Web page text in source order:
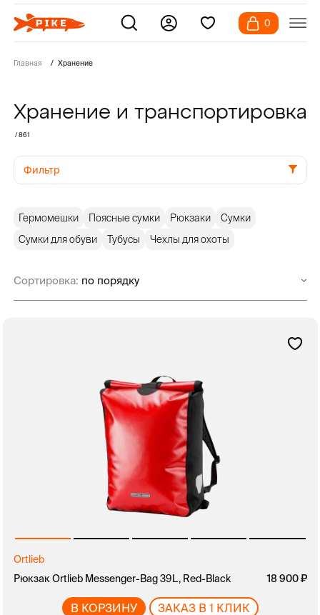
0
Главная Хранение
Хранение и транспортировка
/ 861
Фильтр
Гермомешки Поясные сумки Рюкзаки
Сумки
Сумки для обуви
Тубусы Чехлы для охоты
Сортировка:
Ortlieb
Рюкзак Ortlieb Messenger-Bag 39L, Red-Black
18 900
В КОРЗИНУ ЗАКАЗ В 1 КЛИК